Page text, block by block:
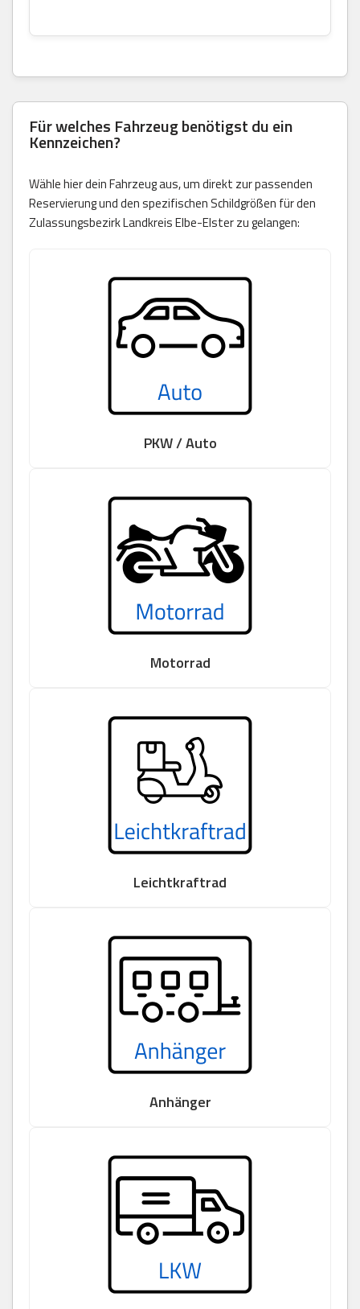
Für welches Fahrzeug benötigst du ein
Kennzeichen?
Wähle hier dein Fahrzeug aus, um direkt zur passenden
Reservierung und den spezifischen Schildgrößen für den
Zulassungsbezirk Landkreis Elbe-Elster zu gelangen:
PKW / Auto
Motorrad
Leichtkraftrad
Anhänger